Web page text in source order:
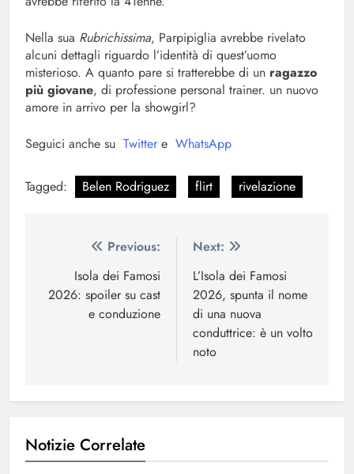
Nella sua Rubrichissima, Parpipiglia avrebbe rivelato
alcuni dettagli riguardo l’identità di quest’uomo
misterioso. A quanto pare si tratterebbe di un ragazzo
più giovane, di professione personal trainer. un nuovo
amore in arrivo per la showgirl?
Seguici anche su Twitter e WhatsApp
Tagged: Belen Rodriguez flirt rivelazione
Navigazione
articoli
Previous:
Isola dei Famosi
2026: spoiler su cast
e conduzione
Next:
L’Isola dei Famosi
2026, spunta il nome
di una nuova
conduttrice: è un volto
noto
Notizie Correlate